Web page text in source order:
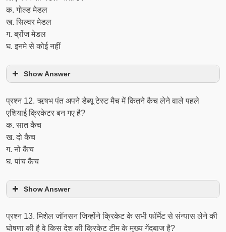
क. गोल्ड मेडल
ख. सिल्वर मेडल
ग. ब्रोंज मेडल
घ. इनमे से कोई नहीं
Show Answer
प्रश्‍न 12. ऋषभ पंत अपने डेब्यू टेस्ट मैच में कितने कैच लेने वाले पहले
एशियाई क्रिकेटर बन गए है?
क. सात कैच
ख. दो कैच
ग. नो कैच
घ. पांच कैच
Show Answer
प्रश्‍न 13. मिशेल जॉनसन जिन्होंने क्रिकेट के सभी फॉर्मेट से संन्यास लेने की
घोषणा की है वे किस देश की क्रिकेट टीम के मुख्य गेंदबाज है?